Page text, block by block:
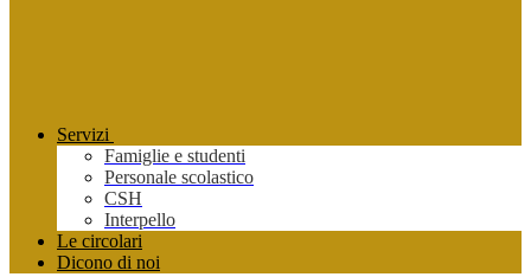
Servizi
Famiglie e studenti
Personale scolastico
CSH
Interpello
Le circolari
Dicono di noi